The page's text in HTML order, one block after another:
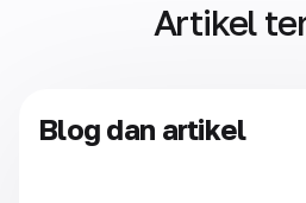
Artikel
Blog dan artikel